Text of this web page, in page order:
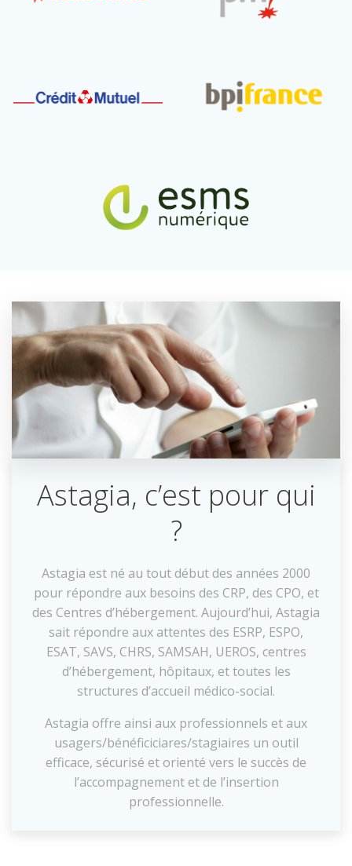
Astagia, c’est pour qui
?
Astagia est né au tout début des années 2000
pour répondre aux besoins des CRP, des CPO, et
des Centres d’hébergement. Aujourd’hui, Astagia
sait répondre aux attentes des ESRP, ESPO,
ESAT, SAVS, CHRS, SAMSAH, UEROS, centres
d’hébergement, hôpitaux, et toutes les
structures d’accueil médico-social.
Astagia offre ainsi aux professionnels et aux
usagers/bénéficiciares/stagiaires un outil
efficace, sécurisé et orienté vers le succès de
l’accompagnement et de l’insertion
professionnelle.